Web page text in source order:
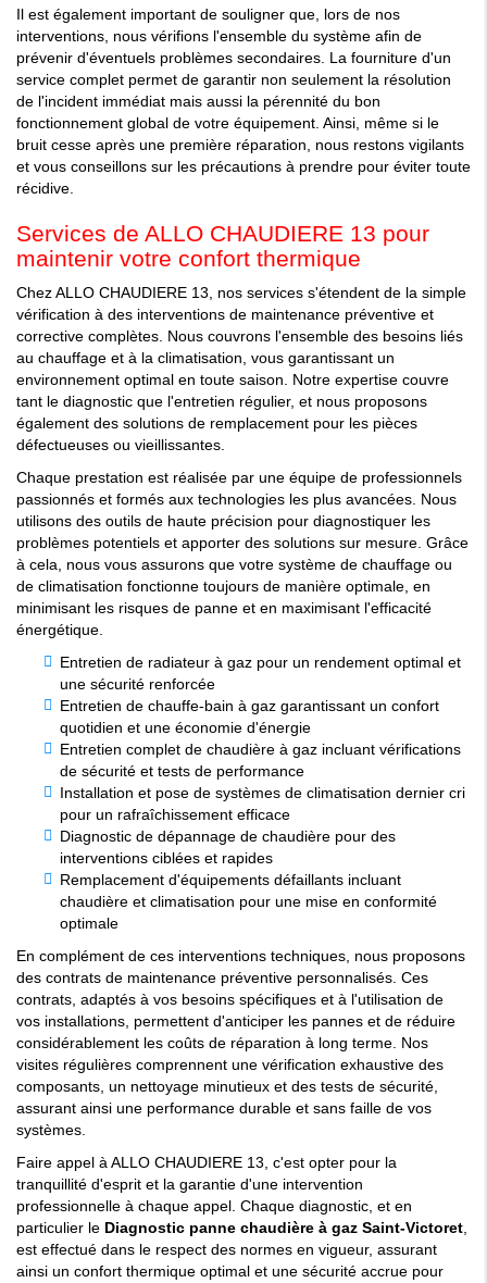
Il est également important de souligner que, lors de nos
interventions, nous vérifions l'ensemble du système afin de
prévenir d'éventuels problèmes secondaires. La fourniture d'un
service complet permet de garantir non seulement la résolution
de l'incident immédiat mais aussi la pérennité du bon
fonctionnement global de votre équipement. Ainsi, même si le
bruit cesse après une première réparation, nous restons vigilants
et vous conseillons sur les précautions à prendre pour éviter toute
récidive.
Services de ALLO CHAUDIERE 13 pour
maintenir votre confort thermique
Chez ALLO CHAUDIERE 13, nos services s'étendent de la simple
vérification à des interventions de maintenance préventive et
corrective complètes. Nous couvrons l'ensemble des besoins liés
au chauffage et à la climatisation, vous garantissant un
environnement optimal en toute saison. Notre expertise couvre
tant le diagnostic que l'entretien régulier, et nous proposons
également des solutions de remplacement pour les pièces
défectueuses ou vieillissantes.
Chaque prestation est réalisée par une équipe de professionnels
passionnés et formés aux technologies les plus avancées. Nous
utilisons des outils de haute précision pour diagnostiquer les
problèmes potentiels et apporter des solutions sur mesure. Grâce
à cela, nous vous assurons que votre système de chauffage ou
de climatisation fonctionne toujours de manière optimale, en
minimisant les risques de panne et en maximisant l'efficacité
énergétique.
Entretien de radiateur à gaz pour un rendement optimal et
une sécurité renforcée
Entretien de chauffe-bain à gaz garantissant un confort
quotidien et une économie d'énergie
Entretien complet de chaudière à gaz incluant vérifications
de sécurité et tests de performance
Installation et pose de systèmes de climatisation dernier cri
pour un rafraîchissement efficace
Diagnostic de dépannage de chaudière pour des
interventions ciblées et rapides
Remplacement d'équipements défaillants incluant
chaudière et climatisation pour une mise en conformité
optimale
En complément de ces interventions techniques, nous proposons
des contrats de maintenance préventive personnalisés. Ces
contrats, adaptés à vos besoins spécifiques et à l'utilisation de
vos installations, permettent d'anticiper les pannes et de réduire
considérablement les coûts de réparation à long terme. Nos
visites régulières comprennent une vérification exhaustive des
composants, un nettoyage minutieux et des tests de sécurité,
assurant ainsi une performance durable et sans faille de vos
systèmes.
Faire appel à ALLO CHAUDIERE 13, c'est opter pour la
tranquillité d'esprit et la garantie d'une intervention
professionnelle à chaque appel. Chaque diagnostic, et en
particulier le Diagnostic panne chaudière à gaz Saint-Victoret,
est effectué dans le respect des normes en vigueur, assurant
ainsi un confort thermique optimal et une sécurité accrue pour